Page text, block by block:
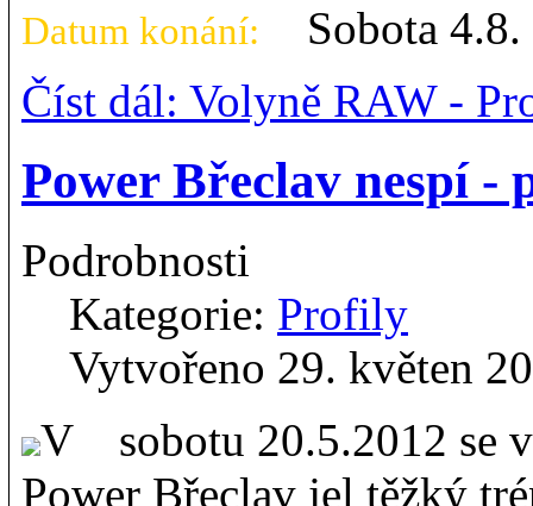
Datum konání:
Sobota 4.8.
Číst dál: Volyně RAW -
Power Břeclav nespí -
Podrobnosti
Kategorie: Profily
Vytvořeno 29. květen
V sobotu 20.5.2012 se
Power Břeclav jel těžký